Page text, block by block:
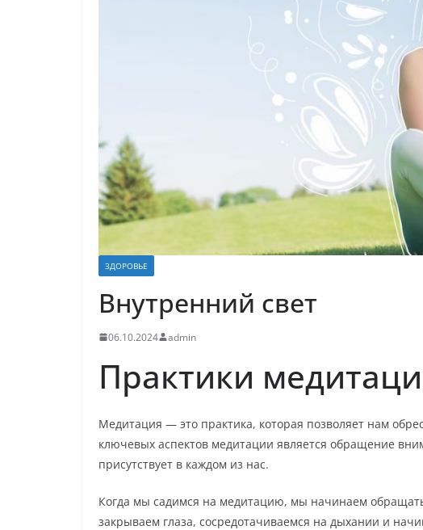
ЗДОРОВЬЕ
Внутренний свет
06.10.2024 admin
Практики
Медитация — это практика, которая позволяет нам
ключевых аспектов медитации является обращение
присутствует в каждом из нас.
Когда мы садимся на медитацию, мы начинаем
закрываем глаза, сосредотачиваемся на дыхании и